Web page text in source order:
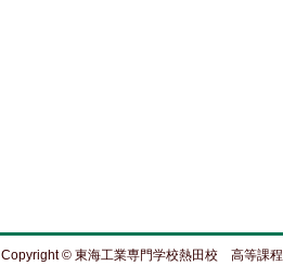
Copyright © 東海工業専門学校熱田校 高等課程